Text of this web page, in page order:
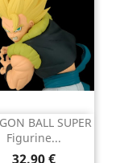
BALL SUPER
Figurine...
Prix
32,90 €